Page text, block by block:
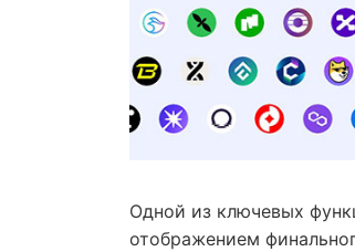
Одной из ключевых
отображением